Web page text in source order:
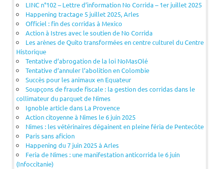
LINC n°102 – Lettre d’information No Corrida – 1er juillet 2025
Happening tractage 5 juillet 2025, Arles
Officiel : fin des corridas à Mexico
Action à Istres avec le soutien de No Corrida
Les arènes de Quito transformées en centre culturel du Centre
Historique
Tentative d’abrogation de la loi NoMasOlé
Tentative d’annuler l’abolition en Colombie
Succès pour les animaux en Equateur
Soupçons de fraude fiscale : la gestion des corridas dans le
collimateur du parquet de Nîmes
Ignoble article dans La Provence
Action citoyenne à Nîmes le 6 juin 2025
Nîmes : les vétérinaires dégainent en pleine féria de Pentecôte
Paris sans aficion
Happening du 7 juin 2025 à Arles
Feria de Nîmes : une manifestation anticorrida le 6 juin
(Infoccitanie)